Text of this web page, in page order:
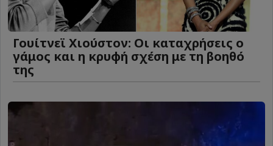
Γουίτνεϊ Χιούστον: Οι καταχρήσεις ο
γάμος και η κρυφή σχέση με τη βοηθό
της